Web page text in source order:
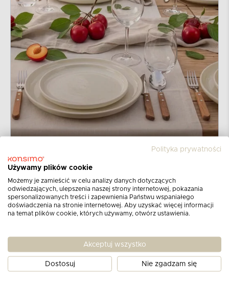
Polityka prywatności
Używamy plików cookie
Możemy je zamieścić w celu analizy danych dotyczących
odwiedzających, ulepszenia naszej strony internetowej, pokazania
spersonalizowanych treści i zapewnienia Państwu wspaniałego
doświadczenia na stronie internetowej. Aby uzyskać więcej informacji
na temat plików cookie, których używamy, otwórz ustawienia.
Akceptuj wszystko
Dostosuj Nie zgadzam się